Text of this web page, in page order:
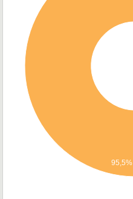
95,5%